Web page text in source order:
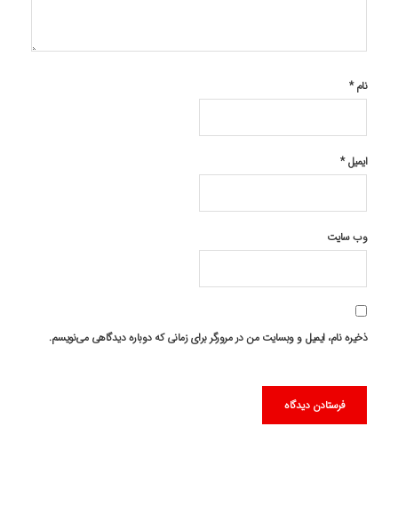
نام*
ایمیل*
وب‌ سایت
ذخیره نام، ایمیل و وبسایت من در مرورگر برای زمانی که دوباره دیدگاهی می‌نویسم.